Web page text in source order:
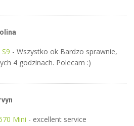
- Wszystko ok Bardzo sprawnie,
4 godzinach. Polecam :)
Mini - excellent service